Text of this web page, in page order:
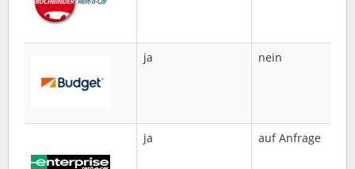
ja nein
ja auf Anfrage